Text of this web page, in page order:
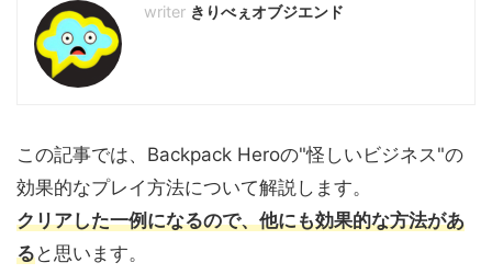
きりべぇオブジエンド
この記事では、Backpack Heroの"怪しいビジネス"の
効果的なプレイ方法について解説します。
クリアした一例になるので、他にも効果的な方法があ
ると思います。